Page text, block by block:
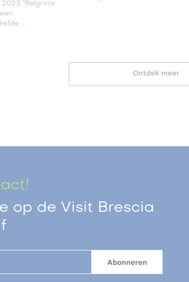
2025 “Pelgrims
...
Ontdek meer
op de Visit Brescia